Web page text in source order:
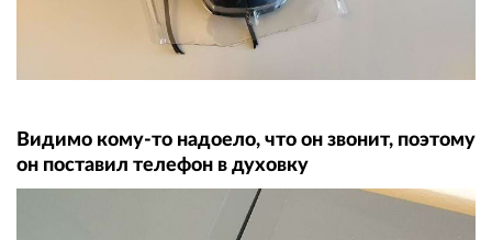
Видимо кому-то надоело, что он звонит, поэтому
он поставил телефон в духовку